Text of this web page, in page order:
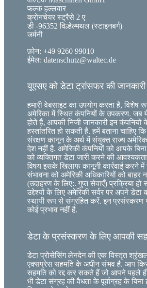
फल्क हल्लवार
क्रोनचेयर स्ट्रैसे 2 ए
डी -96352 विल्हेल्मथल (स्टाइनबर्ग)
जर्मनी
फ़ोन: +49 9260 99010
ईमेल: datenschutz@waltec.de
यूएसए को डेटा ट्रांसफर की जानकारी
हमारी वेबसाइट का उपयोग करता है, विशेष
अमेरिका में स्थित कंपनियों के उपकरण. जब
होते हैं, आपकी निजी जानकारी इन कंपनियों
हस्तांतरित हो सकती है. हमें बताना चाहिए
संरक्षण कानून के अर्थ में संयुक्त राज्य
देश नहीं है. अमेरिकी कंपनियों को आपके बिना
को व्यक्तिगत डेटा जारी करने की आवश्यकता
विषय इसके खिलाफ कानूनी कार्रवाई करने में
संभावना को अमेरिकी अधिकारियों को बाहर
(उदाहरण के लिए:. गुप्त सेवाएँ) प्रक्रिया हो
उद्देश्यों के लिए अमेरिकी सर्वर पर अपने
स्थायी रूप से संग्रहित करें. इन प्रसंस्करण
कोई प्रभाव नहीं है.
डेटा के प्रसंस्करण के लिए आपकी
डेटा प्रोसेसिंग लेनदेन की एक विस्तृत
एक्सप्रेस सहमति के अधीन संभव है. आप
सहमति को रद्द कर सकते हैं जो आपने पहले
भी डेटा संग्रह की वैधता के पूर्वाग्रह के